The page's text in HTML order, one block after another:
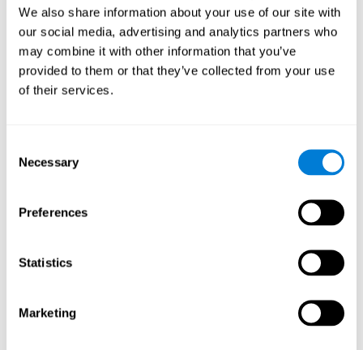
We also share information about your use of our site with
our social media, advertising and analytics partners who
may combine it with other information that you’ve
provided to them or that they’ve collected from your use
of their services.
Selection
Necessary
Preferences
Statistics
Marketing
مراجع
E. A. Berg. (1948). A simple objective technique for measuring
flexibility in thinking. J. Gen. Psychol. 39: 15-22.
10.1016/j.actaastro.2011.07.015
The Tova Company; 1991.
Reitan, R. M. (1955). The relation of the trail making test to
Reitan, R. M. (1958). Validity of the Trail Making test as an
indicator of organic brain damage. Percept. Mot Skills. 8 (3):
271–276. doi:10.2466/pms.1958.8.3.271
Sandford, J. A., & Turner, A. (1995). Manual for the Integrated